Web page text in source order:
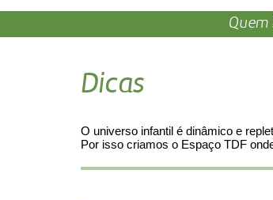
Quem
Dicas
O universo infantil é dinâmico e
Por isso criamos o Espaço TDF